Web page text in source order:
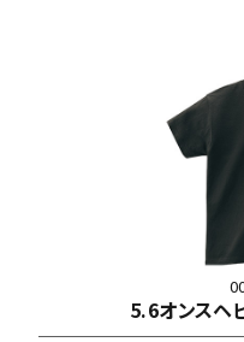
5.6オンスヘ